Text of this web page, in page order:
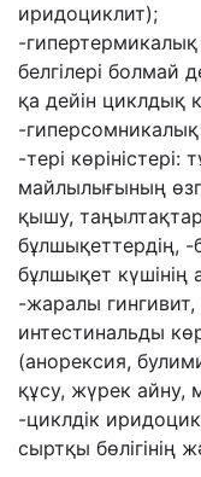
иридоциклит);
-гипертермикалық
белгілері болмай
қа дейін циклдық
-
-тері көріністері:
майлылығының
қышу,
бұлшықеттердің,
бұлшықет күшінің
-жаралы
интестинальды
(анорексия,
құсу, жүрек айну,
-циклдік
сыртқы бөлігінің